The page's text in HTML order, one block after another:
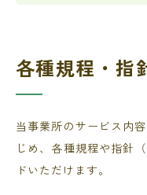
各種規程・指
当事業所のサービス内
じめ、各種規程や指針
ドいただけます。